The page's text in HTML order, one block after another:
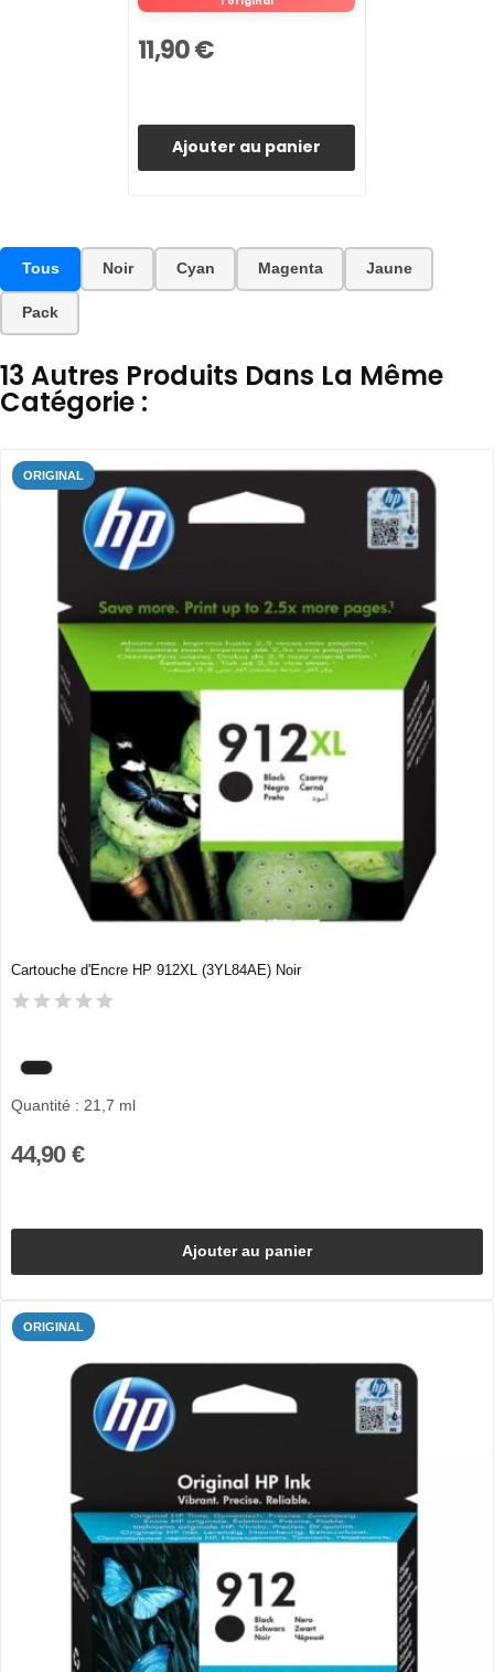
11,90 €
Ajouter au panier
Tous Noir Cyan Magenta Jaune
Pack
13 Autres Produits Dans La Même
Catégorie :
ORIGINAL
Cartouche d'Encre HP 912XL (3YL84AE) Noir
Quantité : 21,7 ml
44,90 €
Ajouter au panier
ORIGINAL